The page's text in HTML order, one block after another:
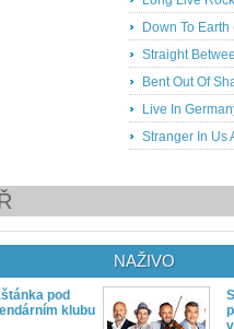
Down To Earth
Straight
Bent Out Of
Live In
Stranger In Us
pod
klubu
NAŽIVO